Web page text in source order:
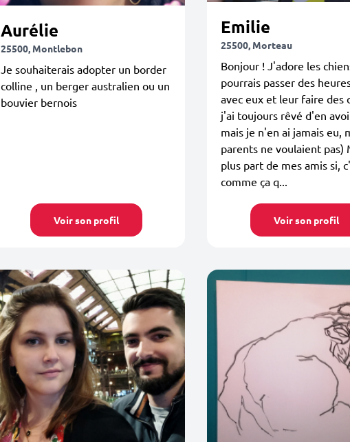
Aurélie
25500, Montlebon
Je souhaiterais adopter un border
colline , un berger australien ou un
bouvier bernois
Voir son profil
Emilie
25500, Morteau
Bonjour ! J'adore les
pourrais passer des
avec eux et leur faire des
j'ai toujours rêvé d'en
mais je n'en ai jamais eu,
parents ne voulaient pas)
plus part de mes amis si,
comme ça q...
Voir son profil